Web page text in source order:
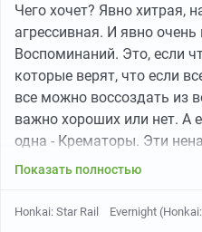
Чего хочет? Явно хитрая,
агрессивная. И явно
Воспоминаний. Это, если
которые верят, что если
все можно воссоздать из
важно хороших или нет. А
одна - Крематоры. Эти
считают что сохранять
будут, видимо, они.
Показать полностью
Honkai: Star Rail Evernight